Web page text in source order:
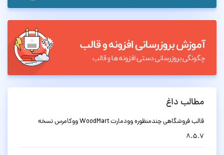
مطالب داغ
قالب فروشگاهی چندمنظوره وودمارت WoodMart ووکامرس نسخه
8.5.7